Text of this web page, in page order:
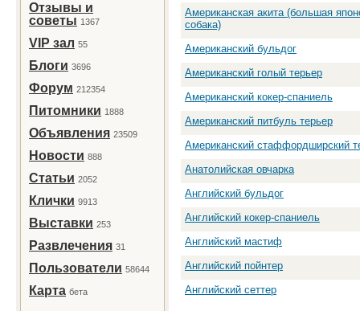
Отзывы и
советы 1367
VIP зал 55
Блоги 3696
Форум 212354
Питомники 1888
Объявления 23509
Новости 888
Статьи 2052
Клички 9913
Выставки 253
Развлечения 31
Пользователи 58644
Карта бета
Американская акита (большая
собака)
Американский бульдог
Американский голый терьер
Американский кокер-спаниель
Американский питбуль терьер
Американский стаффордширский
Анатолийская овчарка
Английский бульдог
Английский кокер-спаниель
Английский мастиф
Английский пойнтер
Английский сеттер